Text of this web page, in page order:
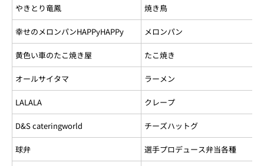
やきとり竜鳳 焼き鳥
幸せのメロンパンHAPPyHAPPy メロンパン
黄色い車のたこ焼き屋 たこ焼き
オールサイタマ ラーメン
LALALA クレープ
D&S cateringworld チーズハットグ
球弁 選手プロデュース弁当各種